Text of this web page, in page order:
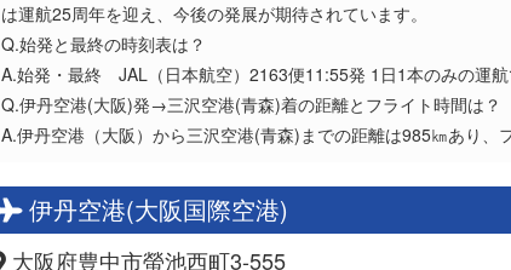
は運航25周年を迎え、今後の発展が期待されています。
Q.始発と最終の時刻表は？
A.始発・最終 JAL（日本航空）2163便11:55発 1日1本のみの運航
Q.伊丹空港(大阪)発→三沢空港(青森)着の距離とフライト時間は？
A.伊丹空港（大阪）から三沢空港(青森)までの距離は985㎞あり、
伊丹空港(大阪国際空港)
大阪府豊中市螢池西町3-555